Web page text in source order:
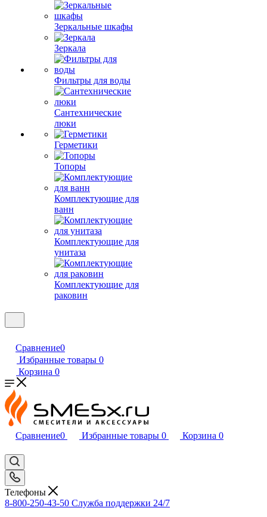
Зеркальные шкафы
Зеркала
Фильтры для воды
Сантехнические
люки
Герметики
Топоры
Комплектующие для
ванн
Комплектующие для
унитаза
Комплектующие для
раковин
Сравнение0
Избранные товары 0
Корзина 0
Сравнение0 Избранные товары 0 Корзина 0
Телефоны
8-800-250-43-50 Служба поддержки 24/7